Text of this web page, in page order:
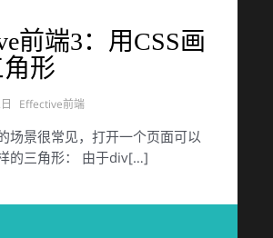
前端3：用CSS画
形
Effective前端
场景很常见，打开一个页面可以
的三角形： 由于div[…]